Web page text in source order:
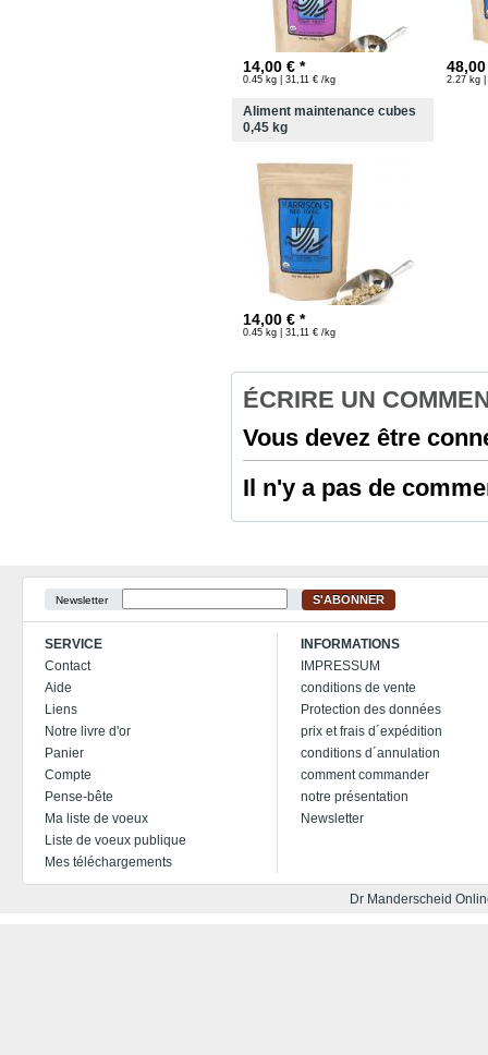
14,00 € *
0.45 kg | 31,11 € /kg 2.27 kg
Aliment maintenance cubes
0,45 kg
14,00 € *
0.45 kg | 31,11 € /kg
ÉCRIRE UN
Vous devez être
Il n'y a pas de
Newsletter S'ABONNER
SERVICE
Contact
Aide
Liens
Notre livre d'or
Panier
Compte
Pense-bête
Ma liste de voeux
Liste de voeux publique
Mes téléchargements
INFORMATIONS
IMPRESSUM
conditions de vente
Protection des données
prix et frais d´expédition
conditions d´annulation
comment commander
notre présentation
Newsletter
Dr Manderscheid